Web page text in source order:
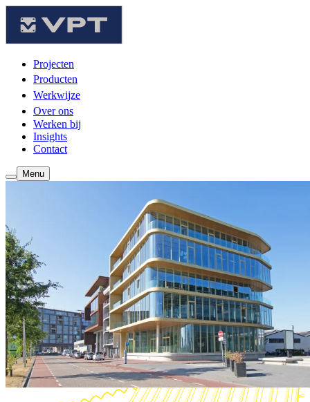
Projecten
Producten
Werkwijze
Over ons
Werken bij
Insights
Contact
Menu